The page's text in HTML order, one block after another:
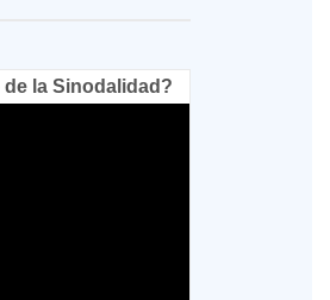
la Sinodalidad?